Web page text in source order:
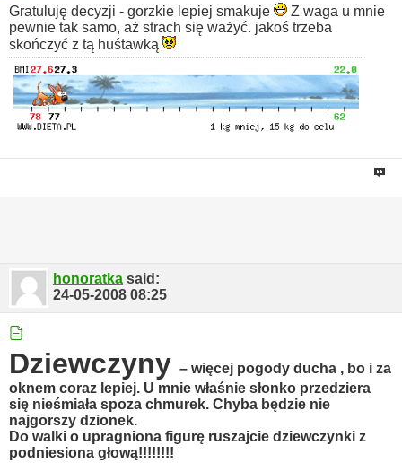
Gratuluję decyzji - gorzkie lepiej smakuje
Z waga u mnie
pewnie tak samo, aż strach się ważyć. jakoś trzeba
skończyć z tą huśtawką
honoratka said:
24-05-2008 08:25
Dziewczyny – więcej pogody ducha , bo i za
oknem coraz lepiej. U mnie właśnie słonko przedziera
się nieśmiała spoza chmurek. Chyba będzie nie
najgorszy dzionek.
Do walki o upragniona figurę ruszajcie dziewczynki z
podniesiona głową!!!!!!!!